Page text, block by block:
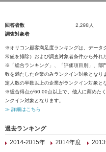
回答者数
2,298人
調査対象者
※オリコン顧客満足度ランキングは、データ
常値を排除）および調査対象者条件から外れ
※「総合ランキング」、「評価項目別」、部
数を満たした企業のみランクイン対象となり
定人数の半数以上の企業がランクイン対象と
※総合得点が60.00点以上で、他人に薦めた
ンクイン対象となります。
≫ 詳細はこちら
過去ランキング
2014-2015年
2014年度